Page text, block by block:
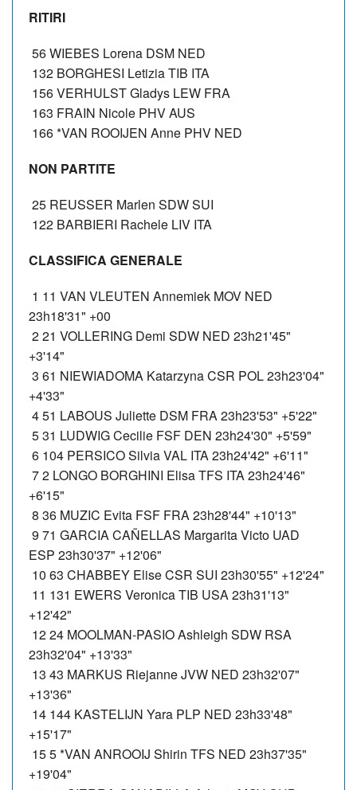
RITIRI
56 WIEBES Lorena DSM NED
132 BORGHESI Letizia TIB ITA
156 VERHULST Gladys LEW FRA
163 FRAIN Nicole PHV AUS
166 *VAN ROOIJEN Anne PHV NED
NON PARTITE
25 REUSSER Marlen SDW SUI
122 BARBIERI Rachele LIV ITA
CLASSIFICA GENERALE
1 11 VAN VLEUTEN Annemiek MOV NED
23h18'31" +00
2 21 VOLLERING Demi SDW NED 23h21'45"
+3'14"
3 61 NIEWIADOMA Katarzyna CSR POL 23h23'04"
+4'33"
4 51 LABOUS Juliette DSM FRA 23h23'53" +5'22"
5 31 LUDWIG Cecilie FSF DEN 23h24'30" +5'59"
6 104 PERSICO Silvia VAL ITA 23h24'42" +6'11"
7 2 LONGO BORGHINI Elisa TFS ITA 23h24'46"
+6'15"
8 36 MUZIC Evita FSF FRA 23h28'44" +10'13"
9 71 GARCIA CAÑELLAS Margarita Victo UAD
ESP 23h30'37" +12'06"
10 63 CHABBEY Elise CSR SUI 23h30'55" +12'24"
11 131 EWERS Veronica TIB USA 23h31'13"
+12'42"
12 24 MOOLMAN-PASIO Ashleigh SDW RSA
23h32'04" +13'33"
13 43 MARKUS Riejanne JVW NED 23h32'07"
+13'36"
14 144 KASTELIJN Yara PLP NED 23h33'48"
+15'17"
15 5 *VAN ANROOIJ Shirin TFS NED 23h37'35"
+19'04"